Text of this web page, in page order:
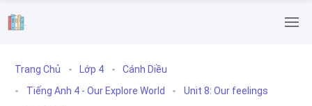
.
Trang Chủ Lớp 4
Cánh Diều
Tiếng Anh 4 - Our Explore World
Unit 8: Our feelings